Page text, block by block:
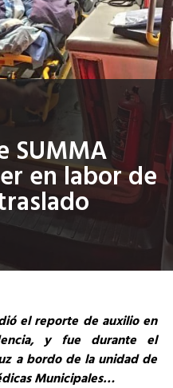
SUMMA
en labor de
el reporte de auxilio en
y fue durante el
a bordo de la unidad de
Municipales…